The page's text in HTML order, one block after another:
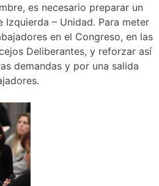
es necesario preparar un
Izquierda – Unidad. Para meter
en el Congreso, en las
Deliberantes, y reforzar así
demandas y por una salida